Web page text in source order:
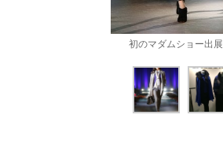
初のマダムショー出展